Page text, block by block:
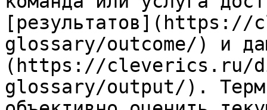
glossary/outcome/) и
(https://cleverics.ru/
glossary/output/).